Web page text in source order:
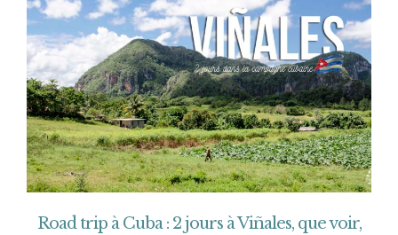
Road trip à Cuba : 2 jours à Viñales, que voir,